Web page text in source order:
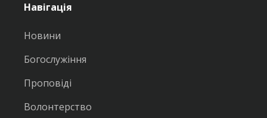
Навігація
Новини
Богослужіння
Проповіді
Волонтерство